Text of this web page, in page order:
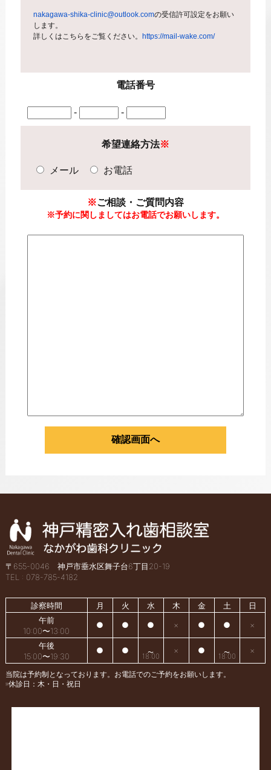
nakagawa-shika-clinic@outlook.comの受信許可設定をお願い
します。
詳しくはこちらをご覧ください。
https://mail-wake.com/
電話番号
- -
希望連絡方法※
メール お電話
※ご相談・ご質問内容
※予約に関しましてはお電話でお願いします。
確認画面へ
〒655-0046 神戸市垂水区舞子台6丁目20-19
TEL : 078-785-4182
診察時間 月 火 水 木 金 土
日
午前
10:00〜13:00
● ● ● × ● ● ×
午後
15:00〜19:30
● ●
18:00
× ●
18:00
×
当院は予約制となっております。お電話でのご予約をお願いします。
※休診日：木・日・祝日